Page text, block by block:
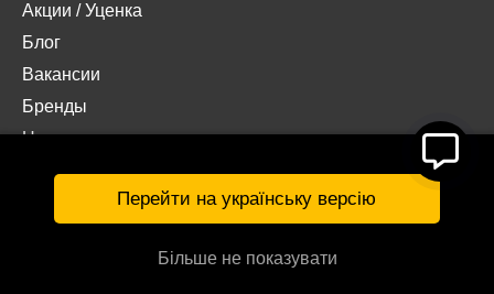
Акции /Уценка
Блог
Вакансии
Бренды
Наши проекты
Документы
© Интернет-магазин «Acropolis» 2026
Перейти на українську версію
Більше не показувати